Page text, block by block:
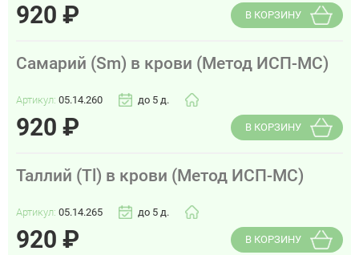
920 ₽ В КОРЗИНУ
Самарий (Sm) в крови (Метод ИСП-МС)
Артикул: 05.14.260 до 5 д.
920 ₽ В КОРЗИНУ
Таллий (Tl) в крови (Метод ИСП-МС)
Артикул: 05.14.265 до 5 д.
920 ₽ В КОРЗИНУ